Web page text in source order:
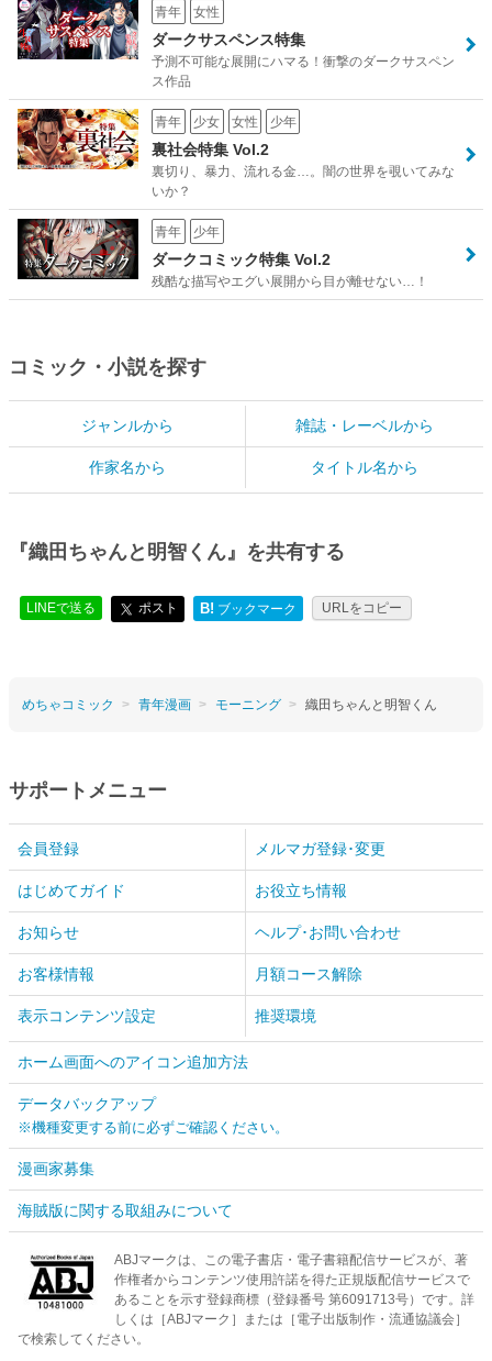
青年 女性
ダークサスペンス特集
予測不可能な展開にハマる！衝撃のダークサスペン
ス作品
青年 少女 女性 少年
裏社会特集 Vol.2
裏切り、暴力、流れる金…。闇の世界を覗いてみな
いか？
青年 少年
ダークコミック特集 Vol.2
残酷な描写やエグい展開から目が離せない…！
コミック・小説を探す
ジャンルから 雑誌・レーベルから
作家名から タイトル名から
『織田ちゃんと明智くん』を共有する
LINEで送る ポスト B! ブックマーク URLをコピー
めちゃコミック 青年漫画 モーニング 織田ちゃんと明智くん
サポートメニュー
会員登録 メルマガ登録･変更
はじめてガイド お役立ち情報
お知らせ ヘルプ･お問い合わせ
お客様情報 月額コース解除
表示コンテンツ設定 推奨環境
ホーム画面へのアイコン追加方法
データバックアップ
※機種変更する前に必ずご確認ください。
漫画家募集
海賊版に関する取組みについて
ABJマークは、この電子書店・電子書籍配信サービスが、著
作権者からコンテンツ使用許諾を得た正規版配信サービスで
あることを示す登録商標（登録番号 第6091713号）です。詳
しくは［ABJマーク］または［電子出版制作・流通協議会］
で検索してください。